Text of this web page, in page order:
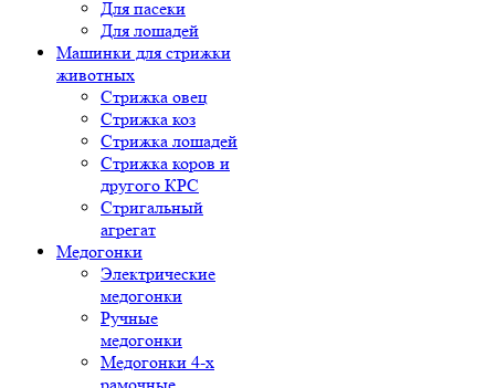
Для пасеки
Для лошадей
Машинки для стрижки
животных
Стрижка овец
Стрижка коз
Стрижка лошадей
Стрижка коров и
другого КРС
Стригальный
агрегат
Медогонки
Электрические
медогонки
Ручные
медогонки
Медогонки 4-х